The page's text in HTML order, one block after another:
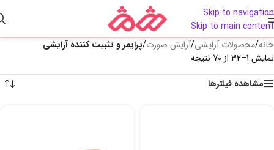
Skip to navigation
Skip to main content
خانه/محصولات آرایشی/آرایش صورت/پرایمر و تثبیت کننده آرایشی
نمایش 1–32 از 70 نتیجه
مشاهده فیلترها